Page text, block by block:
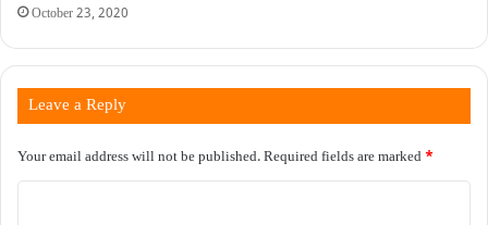
October 23, 2020
Leave a Reply
Your email address will not be published.Required fields are marked *